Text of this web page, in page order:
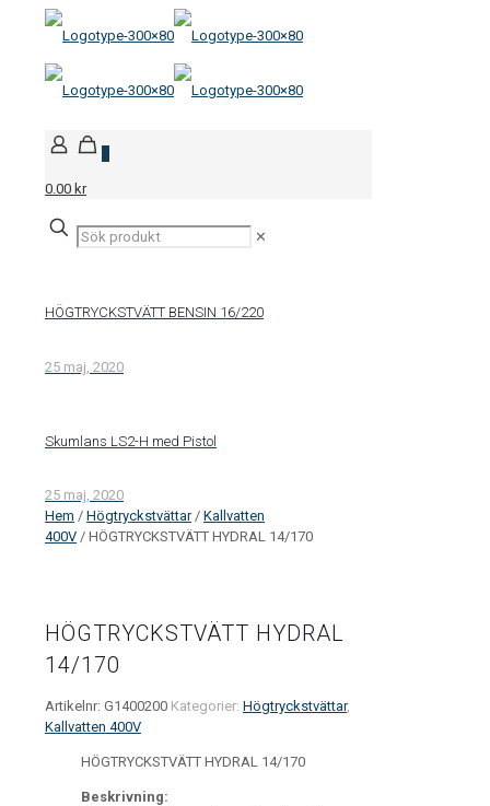
0
0.00 kr
✕
HÖGTRYCKSTVÄTT BENSIN 16/220
25 maj, 2020
Skumlans LS2-H med Pistol
25 maj, 2020
Hem / Högtryckstvättar/ Kallvatten
400V / HÖGTRYCKSTVÄTT HYDRAL 14/170
HÖGTRYCKSTVÄTT HYDRAL
14/170
Artikelnr: G1400200 Kategorier: Högtryckstvättar,
Kallvatten 400V
HÖGTRYCKSTVÄTT HYDRAL 14/170
Beskrivning: